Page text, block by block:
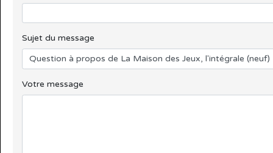
Sujet du message
Votre message